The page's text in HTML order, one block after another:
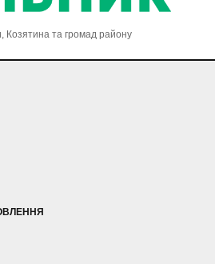
Козятина та громад району